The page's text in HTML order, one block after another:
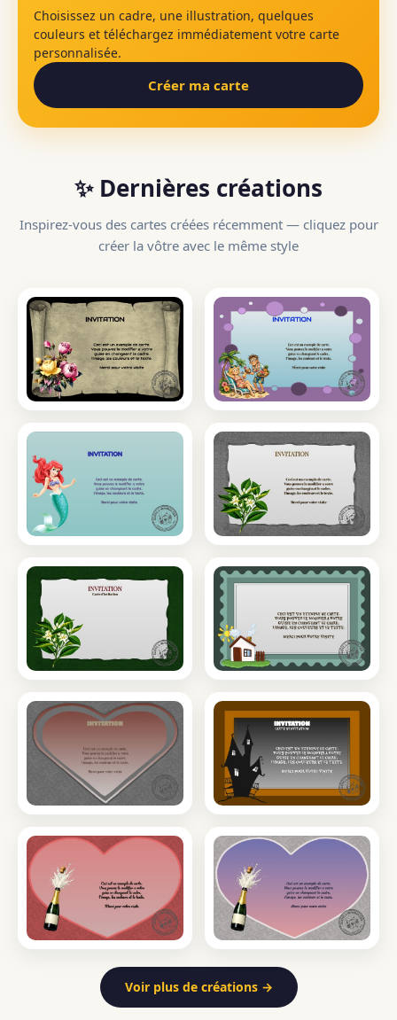
Choisissez un cadre, une illustration, quelques
couleurs et téléchargez immédiatement votre carte
personnalisée.
Créer ma carte
✨ Dernières créations
Inspirez-vous des cartes créées récemment — cliquez pour
créer la vôtre avec le même style
Voir plus de créations →